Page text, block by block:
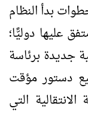
بدأ النظام
عليها دوليًّا؛
جديدة برئاسة
دستور مؤقت
التي